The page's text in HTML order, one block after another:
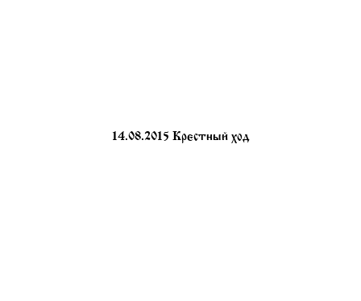
14.08.2015 Крестный ход